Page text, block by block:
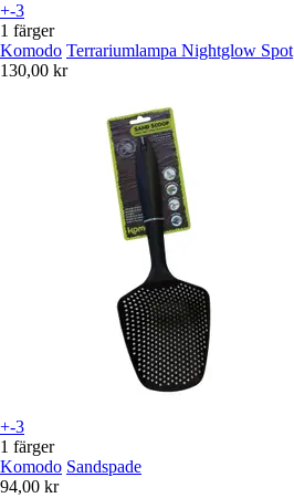
+-3
1 färger
Komodo Terrariumlampa Nightglow Spot
130,00 kr
+-3
1 färger
Komodo Sandspade
94,00 kr